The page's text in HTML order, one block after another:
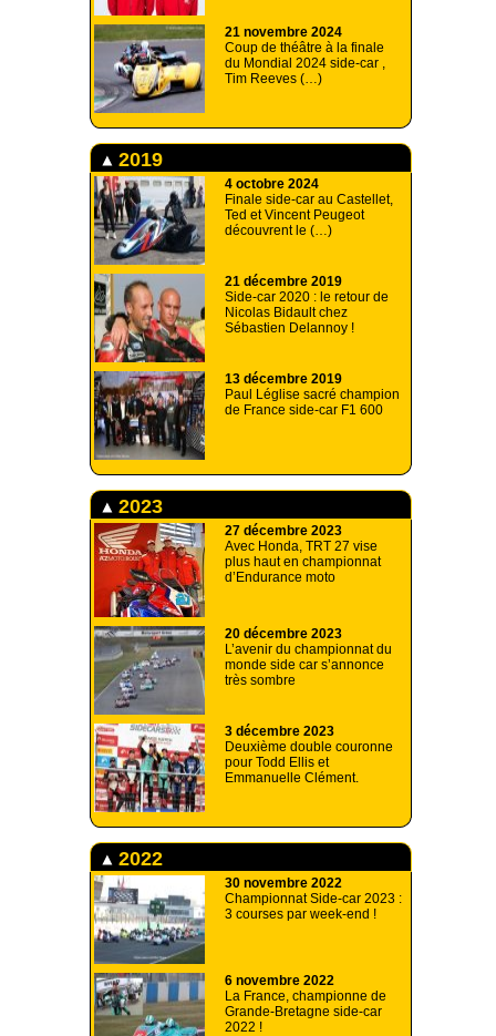
21 novembre 2024
Coup de théâtre à la finale
du Mondial 2024 side-car ,
Tim Reeves (…)
2019
4 octobre 2024
Finale side-car au Castellet,
Ted et Vincent Peugeot
découvrent le (…)
21 décembre 2019
Side-car 2020 : le retour de
Nicolas Bidault chez
Sébastien Delannoy !
13 décembre 2019
Paul Léglise sacré champion
de France side-car F1 600
2023
27 décembre 2023
Avec Honda, TRT 27 vise
plus haut en championnat
d’Endurance moto
20 décembre 2023
L’avenir du championnat du
monde side car s’annonce
très sombre
3 décembre 2023
Deuxième double couronne
pour Todd Ellis et
Emmanuelle Clément.
2022
30 novembre 2022
Championnat Side-car 2023 :
3 courses par week-end !
6 novembre 2022
La France, championne de
Grande-Bretagne side-car
2022 !